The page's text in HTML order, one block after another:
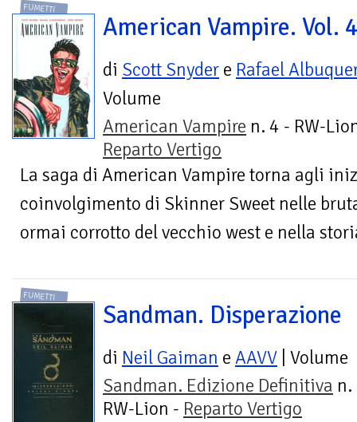
FUMETTI
American Vampire. Vol.
di Scott Snyder e Rafael
Volume
American Vampire n. 4 - RW-
Reparto Vertigo
La saga di American Vampire torna agli
coinvolgimento di Skinner Sweet nelle
ormai corrotto del vecchio west e nella
FUMETTI
Sandman. Disperazione
di Neil Gaiman e AAVV | Volume
Sandman. Edizione Definitiva n.
RW-Lion - Reparto Vertigo